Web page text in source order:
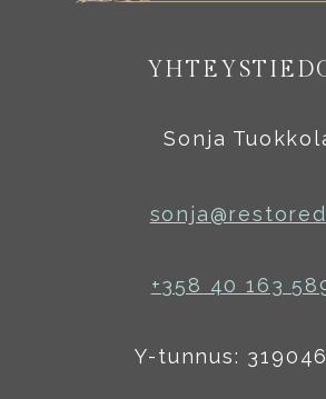
Sonja
+358 40 163
Y-tunnus: